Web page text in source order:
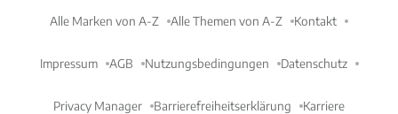
Alle Marken von A-Z Alle Themen von A-Z Kontakt
Impressum AGB Nutzungsbedingungen Datenschutz
Privacy Manager Barrierefreiheitserklärung Karriere